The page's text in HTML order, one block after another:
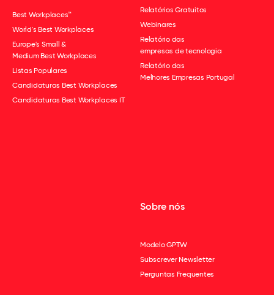
Best Workplaces™
World's Best Workplaces
Europe's Small &
Medium Best Workplaces
Listas Populares
Candidaturas Best Workplaces
Candidaturas Best Workplaces IT
Relatórios Gratuitos
Webinares
Relatório das
empresas de tecnologia
Relatório das
Melhores Empresas Portugal
Sobre nós
Modelo GPTW
Subscrever Newsletter
Perguntas Frequentes